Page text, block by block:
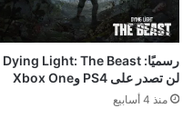
رسميًا: Dying Light: The Beast
لن تصدر على PS4 وXbox One
منذ 4 أسابيع